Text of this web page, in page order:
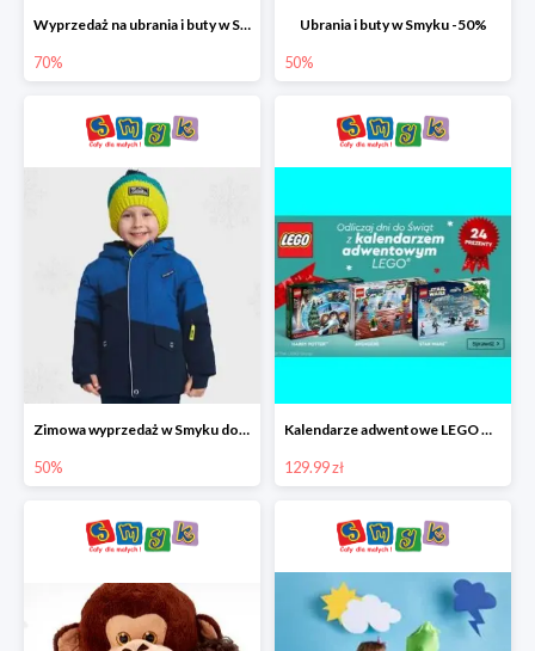
Wyprzedaż na ubrania i buty w Smyku do -70%
70%
Ubrania i buty w Smyku -50%
50%
Zimowa wyprzedaż w Smyku do -50%
50%
Kalendarze adwentowe LEGO w Smyku w super cenie
129.99 zł